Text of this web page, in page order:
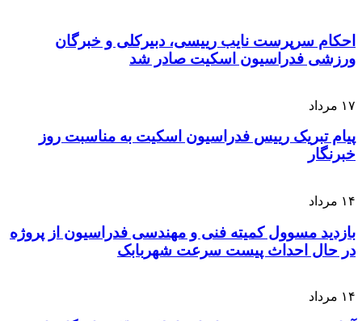
احکام سرپرست نایب رییسی، دبیرکلی و خبرگان
ورزشی فدراسیون اسکیت صادر شد
۱۷ مرداد
پیام تبریک رییس فدراسیون اسکیت به مناسبت روز
خبرنگار
۱۴ مرداد
بازدید مسوول کمیته فنی و مهندسی فدراسیون از پروژه
در حال احداث پیست سرعت شهربابک
۱۴ مرداد